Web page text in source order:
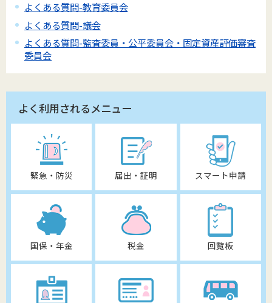
よくある質問-教育委員会
よくある質問-議会
よくある質問-監査委員・公平委員会・固定資産評価審査
委員会
よく利用されるメニュー
緊急・防災 届出・証明 スマート申請
国保・年金 税金 回覧板